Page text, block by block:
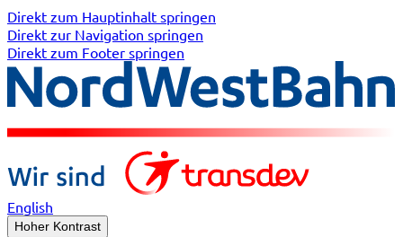
Direkt zum Hauptinhalt springen
Direkt zur Navigation springen
Direkt zum Footer springen
English
Hoher Kontrast